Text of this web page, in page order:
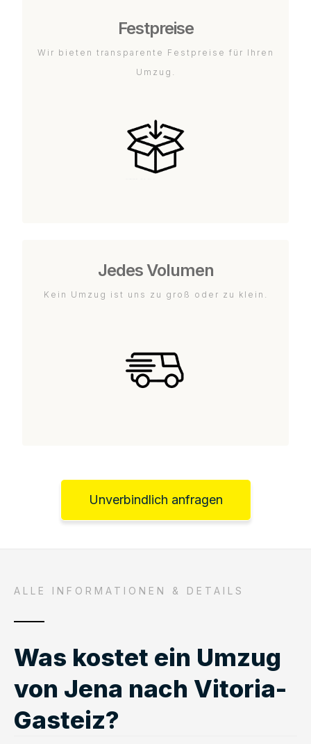
Festpreise
Wir bieten transparente Festpreise für Ihren
Umzug.
Jedes Volumen
Kein Umzug ist uns zu groß oder zu klein.
Unverbindlich anfragen
ALLE INFORMATIONEN & DETAILS
Was kostet ein Umzug
von Jena nach Vitoria-
Gasteiz?